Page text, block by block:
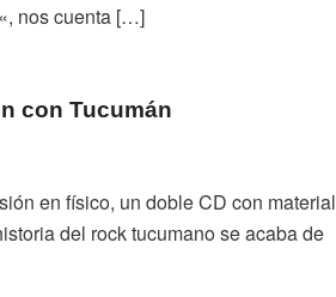
nos cuenta […]
con Tucumán
en físico, un doble CD con material
del rock tucumano se acaba de